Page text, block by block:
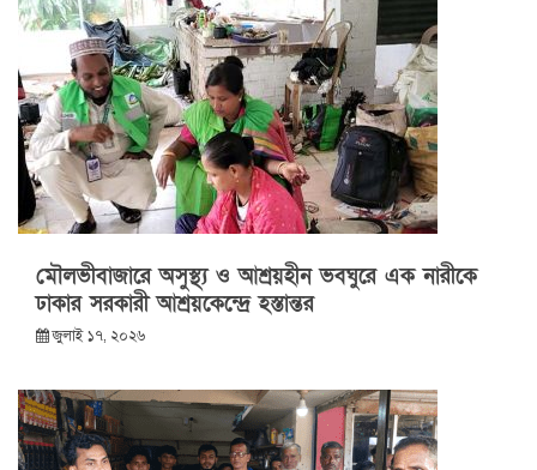
মৌলভীবাজারে অসুস্থ্য ও আশ্রয়হীন ভবঘুরে এক নারীকে
ঢাকার সরকারী আশ্রয়কেন্দ্রে হস্তান্তর
জুলাই ১৭, ২০২৬